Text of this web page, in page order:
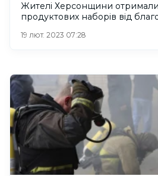
Жителі Херсонщини отримали
продуктових наборів від
19 лют. 2023 07:28